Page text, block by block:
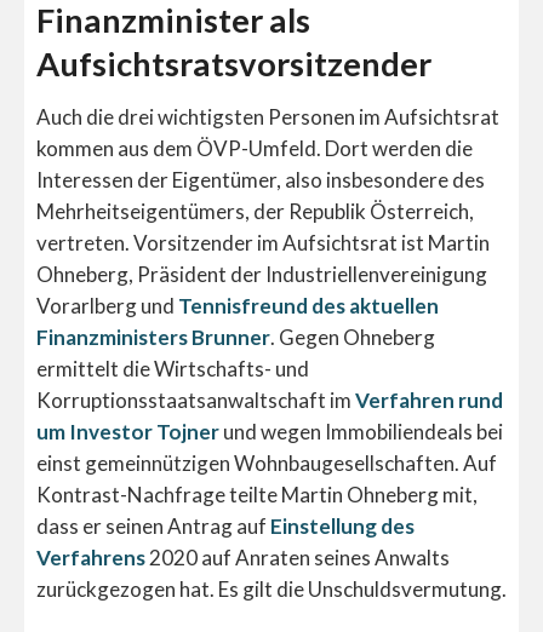
Finanzminister als
Aufsichtsratsvorsitzender
Auch die drei wichtigsten Personen im Aufsichtsrat
kommen aus dem ÖVP-Umfeld. Dort werden die
Interessen der Eigentümer, also insbesondere des
Mehrheitseigentümers, der Republik Österreich,
vertreten. Vorsitzender im Aufsichtsrat ist Martin
Ohneberg, Präsident der Industriellenvereinigung
Vorarlberg und Tennisfreund des aktuellen
Finanzministers Brunner. Gegen Ohneberg
ermittelt die Wirtschafts- und
Korruptionsstaatsanwaltschaft imVerfahren rund
um Investor Tojnerund wegen Immobiliendeals bei
einst gemeinnützigen Wohnbaugesellschaften. Auf
Kontrast-Nachfrage teilte Martin Ohneberg mit,
dass er seinen Antrag auf Einstellung des
Verfahrens2020 auf Anraten seines Anwalts
zurückgezogen hat. Es gilt die Unschuldsvermutung.